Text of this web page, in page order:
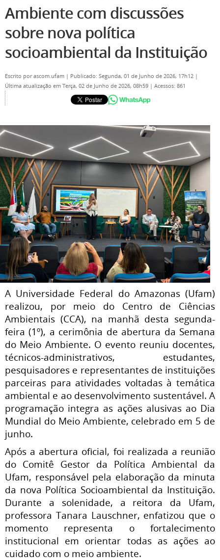
Ambiente com discussões
sobre nova política
socioambiental da Instituição
Escrito porascom.ufam | Publicado: Segunda, 01 de Junho de 2026, 17h12 |
Última atualização em Terça, 02 de Junho de 2026, 08h59 | Acessos: 861
A Universidade Federal do Amazonas (Ufam)
realizou, por meio do Centro de Ciências
Ambientais (CCA), na manhã desta segunda-
feira (1º), a cerimônia de abertura da Semana
do Meio Ambiente. O evento reuniu docentes,
técnicos-administrativos, estudantes,
pesquisadores e representantes de instituições
parceiras para atividades voltadas à temática
ambiental e ao desenvolvimento sustentável. A
programação integra as ações alusivas ao Dia
Mundial do Meio Ambiente, celebrado em 5 de
junho.
Após a abertura oficial, foi realizada a reunião
do Comitê Gestor da Política Ambiental da
Ufam, responsável pela elaboração da minuta
da nova Política Socioambiental da Instituição.
Durante a solenidade, a reitora da Ufam,
professora Tanara Lauschner, enfatizou que o
momento representa o fortalecimento
institucional em orientar todas as ações ao
cuidado com o meio ambiente.